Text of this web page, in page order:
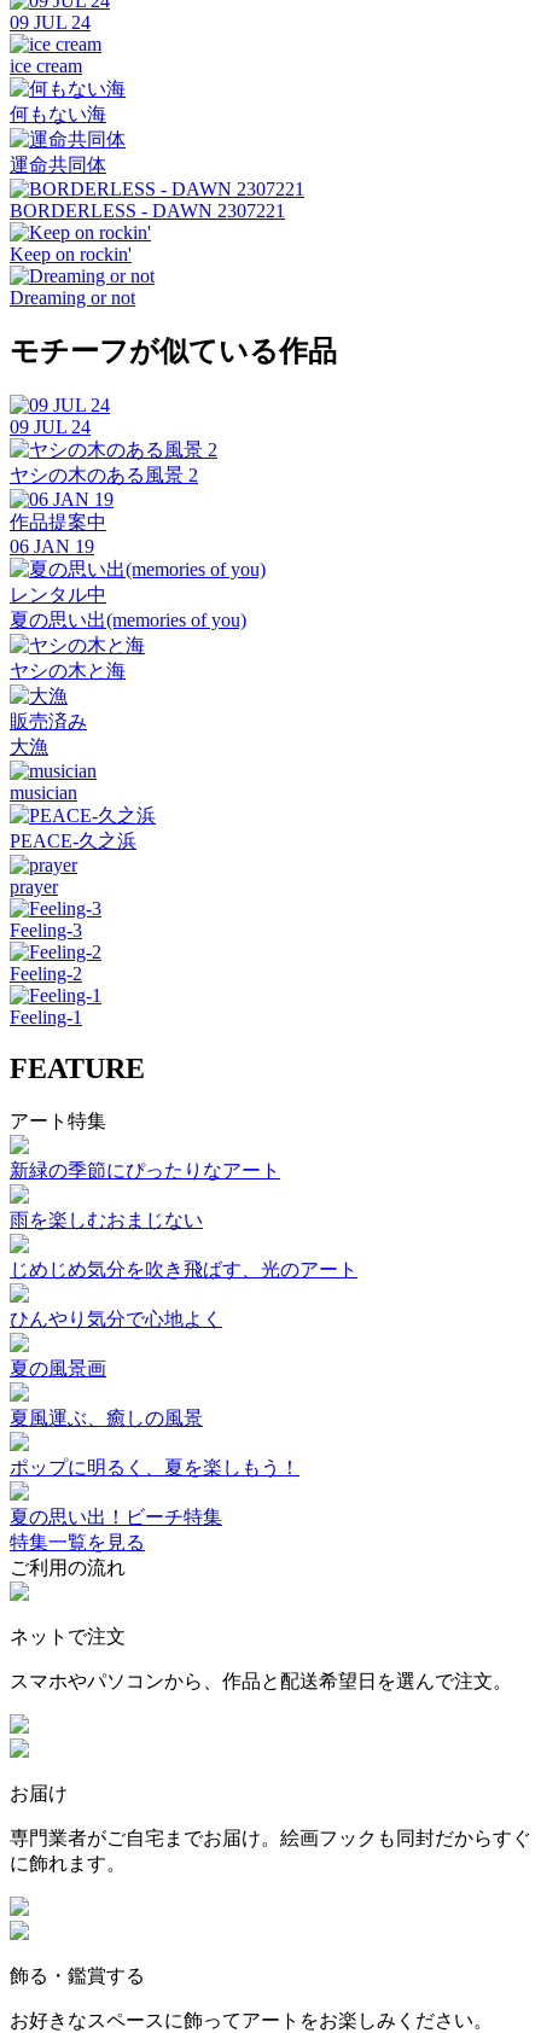
09 JUL 24
ice cream
何もない海
運命共同体
BORDERLESS - DAWN 2307221
Keep on rockin'
Dreaming or not
モチーフが似ている作品
09 JUL 24
ヤシの木のある風景 2
作品提案中
06 JAN 19
レンタル中
夏の思い出(memories of you)
ヤシの木と海
販売済み
大漁
musician
PEACE-久之浜
prayer
Feeling-3
Feeling-2
Feeling-1
FEATURE
アート特集
新緑の季節にぴったりなアート
雨を楽しむおまじない
じめじめ気分を吹き飛ばす、光のアート
ひんやり気分で心地よく
夏の風景画
夏風運ぶ、癒しの風景
ポップに明るく、夏を楽しもう！
夏の思い出！ビーチ特集
特集一覧を見る
ご利用の流れ
ネットで注文
スマホやパソコンから、作品と配送希望日を選んで注文。
お届け
専門業者がご自宅までお届け。絵画フックも同封だからすぐ
に飾れます。
飾る・鑑賞する
お好きなスペースに飾ってアートをお楽しみください。